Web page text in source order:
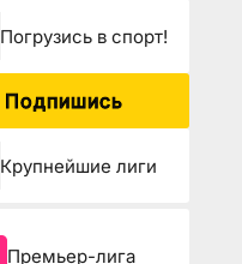
Погрузиcь в спорт!
Подпишись
Крупнейшие лиги
Премьер-лига